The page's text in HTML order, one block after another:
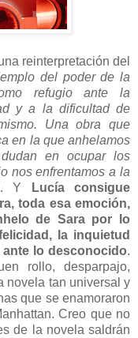
reinterpretación del
del poder de la
refugio ante la
y a la dificultad de
Una obra que
en la que anhelamos
en ocupar los
nos enfrentamos a la
. Y Lucía consigue
toda esa emoción,
de Sara por lo
la inquietud
lo desconocido.
rollo, desparpajo,
novela tan universal y
que se enamoraron
Creo que no
de la novela saldrán